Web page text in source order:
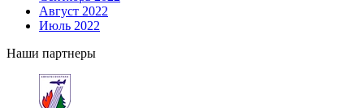
Август 2022
Июль 2022
Наши партнеры